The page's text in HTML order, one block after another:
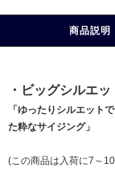
商品説明
・ビッグシルエ
「ゆったりシルエット
た粋なサイジング」
(この商品は入荷に7～